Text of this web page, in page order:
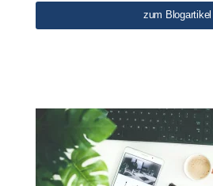
zum Blogartikel